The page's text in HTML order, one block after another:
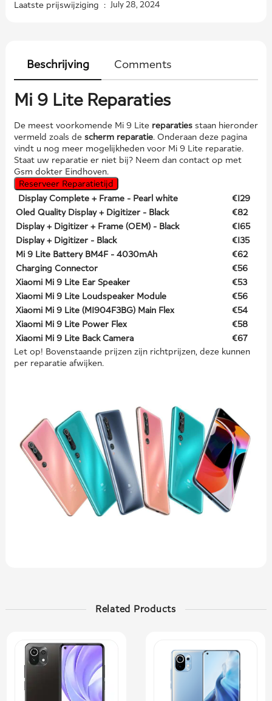
Laatste prijswijziging : July 28, 2024
Beschrijving Comments
Mi 9 Lite Reparaties
De meest voorkomende Mi 9 Lite reparatiesstaan hieronder
vermeld zoals de scherm reparatie. Onderaan deze pagina
vindt u nog meer mogelijkheden voor Mi 9 Lite reparatie.
Staat uw reparatie er niet bij? Neem dan contact op met
Gsm dokter Eindhoven.
Reserveer Reparatietijd
Display Complete + Frame - Pearl white
€129
Oled Quality Display + Digitizer - Black
€82
Display + Digitizer + Frame (OEM) - Black
€165
Display + Digitizer - Black
€135
Mi 9 Lite Battery BM4F - 4030mAh
€62
Charging Connector
€56
Xiaomi Mi 9 Lite Ear Speaker
€53
Xiaomi Mi 9 Lite Loudspeaker Module
€56
Xiaomi Mi 9 Lite (M1904F3BG) Main Flex
€54
Xiaomi Mi 9 Lite Power Flex
€58
Xiaomi Mi 9 Lite Back Camera
€67
Let op! Bovenstaande prijzen zijn richtprijzen, deze kunnen
per reparatie afwijken.
Related Products